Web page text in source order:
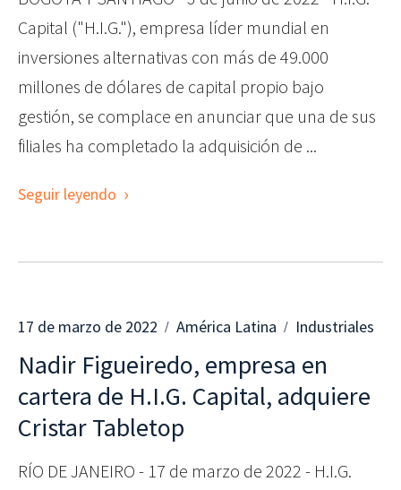
Capital ("H.I.G."), empresa líder mundial en
inversiones alternativas con más de 49.000
millones de dólares de capital propio bajo
gestión, se complace en anunciar que una de sus
filiales ha completado la adquisición de ...
Seguir leyendo
17 de marzo de 2022 América Latina Industriales
Nadir Figueiredo, empresa en
cartera de H.I.G. Capital, adquiere
Cristar Tabletop
RÍO DE JANEIRO - 17 de marzo de 2022 - H.I.G.